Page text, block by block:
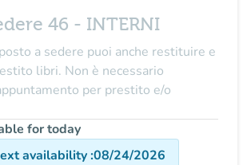
46 - INTERNI
a sedere puoi anche restituire e
libri. Non è necessario
per prestito e/o
for today
availability:08/24/2026